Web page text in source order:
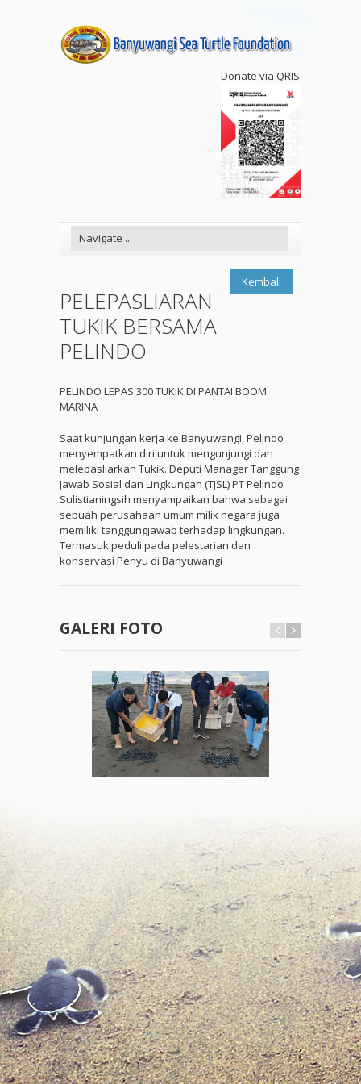
Donate via QRIS
Kembali
PELEPASLIARAN
TUKIK BERSAMA
PELINDO
PELINDO LEPAS 300 TUKIK DI PANTAI BOOM
MARINA
Saat kunjungan kerja ke Banyuwangi, Pelindo
menyempatkan diri untuk mengunjungi dan
melepasliarkan Tukik. Deputi Manager Tanggung
Jawab Sosial dan Lingkungan (TJSL) PT Pelindo
Sulistianingsih menyampaikan bahwa sebagai
sebuah perusahaan umum milik negara juga
memiliki tanggungjawab terhadap lingkungan.
Termasuk peduli pada pelestarian dan
konservasi Penyu di Banyuwangi
GALERI FOTO